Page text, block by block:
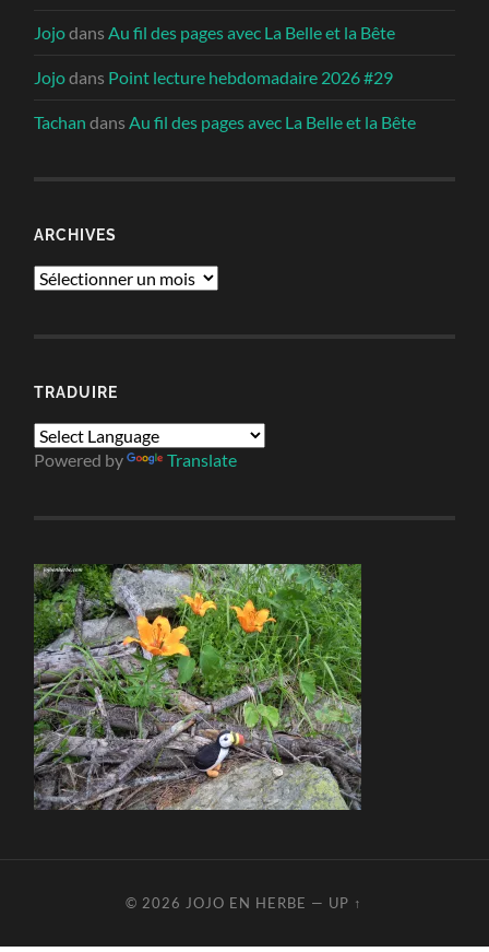
JojodansAu fil des pages avec La Belle et la Bête
Jojodans Point lecture hebdomadaire 2026 #29
Tachan dansAu fil des pages avec La Belle et la Bête
ARCHIVES
Archives
TRADUIRE
Powered by Translate
© 2026JOJO EN HERBE — UP ↑